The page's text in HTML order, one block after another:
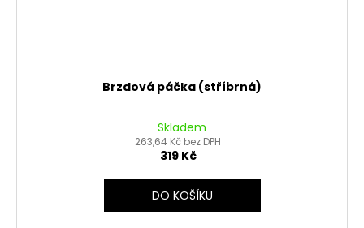
Brzdová páčka (stříbrná)
Skladem
263,64 Kč bez DPH
319 Kč
DO KOŠÍKU